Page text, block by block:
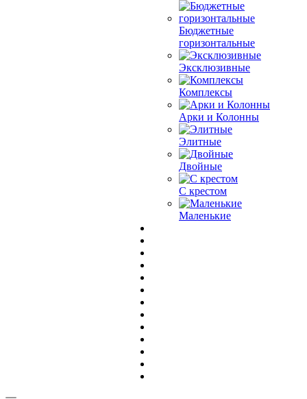
Бюджетные
горизонтальные
Эксклюзивные
Комплексы
Арки и Колонны
Элитные
Двойные
С крестом
Маленькие